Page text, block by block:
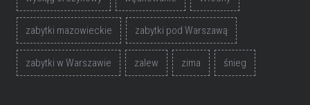
zabytki mazowieckie zabytki pod Warszawą
zabytki w Warszawie zalew zima śnieg